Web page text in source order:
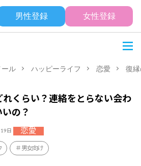
男性登録 女性登録
ール ハッピーライフ 恋愛 復
くらい？連絡をとらない会わ
の？
日 恋愛
男女向け